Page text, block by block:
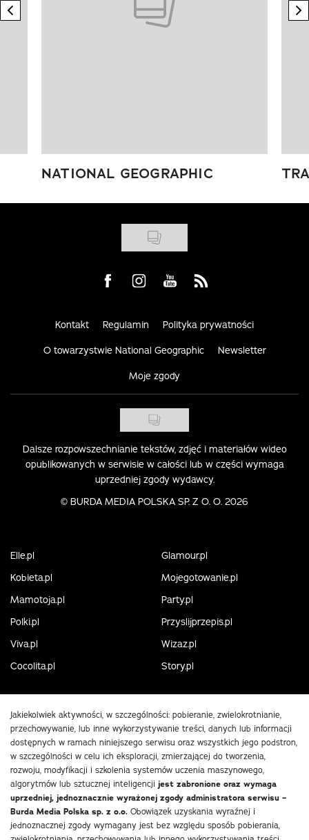
previous element
NATIONAL GEOGRAPHIC
Visit us on Facebook
Visit us on Instagram
Visit us on Youtube
Visit us on Rss
Kontakt Regulamin Polityka prywatności
O towarzystwie National Geographic Newsletter
Moje zgody
Dalsze rozpowszechnianie tekstów, zdjęć i materiałów wideo
opublikowanych w serwisie w całości lub w części wymaga
uprzedniej zgody wydawcy.
© BURDA MEDIA POLSKA SP. Z O. O. 2026
Elle.pl
Glamour.pl
Kobieta.pl
Mojegotowanie.pl
Mamotoja.pl
Party.pl
Polki.pl
Przyslijprzepis.pl
Viva.pl
Wizaz.pl
Cocolita.pl
Story.pl
Jakiekolwiek aktywności, w szczególności: pobieranie, zwielokrotnianie,
przechowywanie, lub inne wykorzystywanie treści, danych lub informacji
dostępnych w ramach niniejszego serwisu oraz wszystkich jego podstron,
w szczególności w celu ich eksploracji, zmierzającej do tworzenia,
rozwoju, modyfikacji i szkolenia systemów uczenia maszynowego,
algorytmów lub sztucznej inteligencji jest zabronione oraz wymaga
uprzedniej, jednoznacznie wyrażonej zgody administratora serwisu –
Burda Media Polska sp. z o.o. Obowiązek uzyskania wyraźnej i
jednoznacznej zgody wymagany jest bez względu sposób pobierania,